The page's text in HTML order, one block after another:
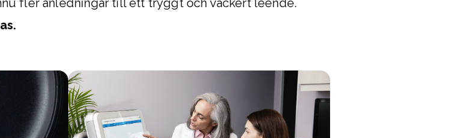
fler anledningar till ett tryggt och vackert leende.